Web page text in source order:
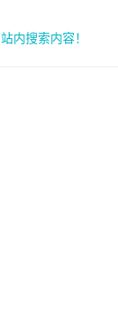
内搜索内容！